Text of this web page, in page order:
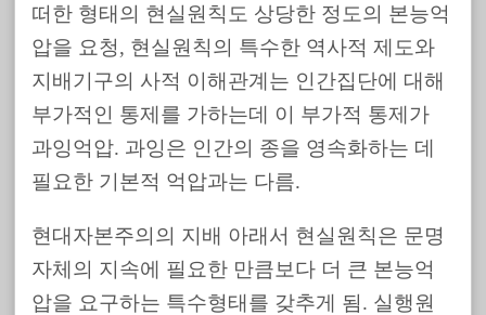
떠한 형태의 현실원칙도 상당한 정도의 본능억
압을 요청, 현실원칙의 특수한 역사적 제도와
지배기구의 사적 이해관계는 인간집단에 대해
부가적인 통제를 가하는데 이 부가적 통제가
과잉억압. 과잉은 인간의 종을 영속화하는 데
필요한 기본적 억압과는 다름.
현대자본주의의 지배 아래서 현실원칙은 문명
자체의 지속에 필요한 만큼보다 더 큰 본능억
압을 요구하는 특수형태를 갖추게 됨. 실행원